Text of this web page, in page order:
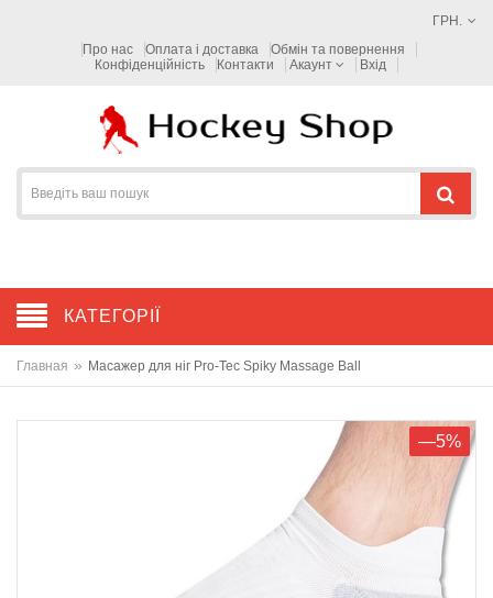
ГРН.
Про нас
Оплата і доставка
Обмін та повернення
Конфіденційність
Контакти Акаунт Вхід
КАТЕГОРІЇ
Главная » Масажер для ніг Pro-Tec Spiky Massage Ball
—5%